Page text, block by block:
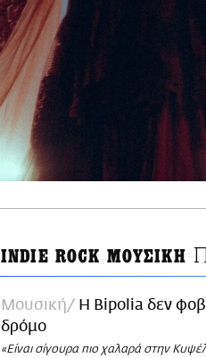
INDIE ROCK ΜΟΥΣΙΚΗ
Μουσική
Η Bipolia δεν
δρόμο
«Είναι σίγουρα πιο χαλαρά στην